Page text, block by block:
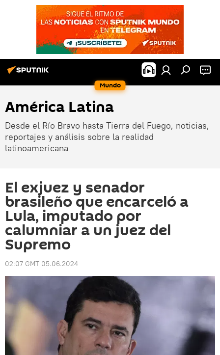
Mundo
América Latina
Desde el Río Bravo hasta Tierra del Fuego, noticias,
reportajes y análisis sobre la realidad
latinoamericana
El exjuez y senador
brasileño que encarceló a
Lula, imputado por
calumniar a un juez del
Supremo
02:07 GMT 05.06.2024